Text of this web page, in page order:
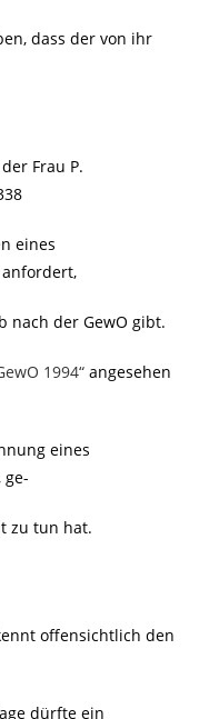
dass der von ihr
Frau P.
eines
nach der GewO gibt.
1994“ angesehen
eines
zu tun hat.
offensichtlich den
dürfte ein